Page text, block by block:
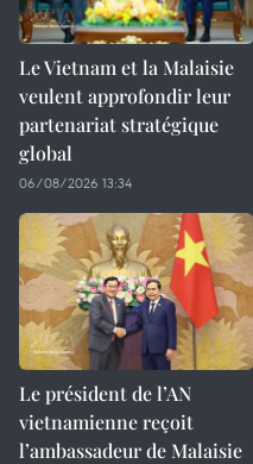
Le Vietnam et la Malaisie
veulent approfondir leur
partenariat stratégique
global
06/08/2026 13:34
Le président de l’AN
vietnamienne reçoit
l’ambassadeur de Malaisie